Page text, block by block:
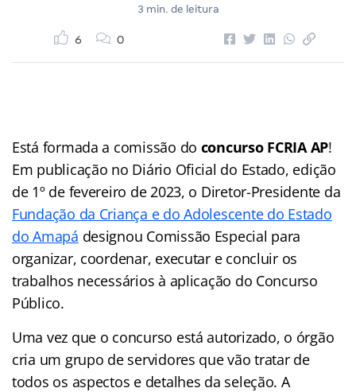
3 min. de leitura
6 0
Está formada a comissão do concurso FCRIA AP!
Em publicação no Diário Oficial do Estado, edição
de 1º de fevereiro de 2023, o Diretor-Presidente da
Fundação da Criança e do Adolescente do Estado
do Amapá designou Comissão Especial para
organizar, coordenar, executar e concluir os
trabalhos necessários à aplicação do Concurso
Público.
Uma vez que o concurso está autorizado, o órgão
cria um grupo de servidores que vão tratar de
todos os aspectos e detalhes da seleção. A